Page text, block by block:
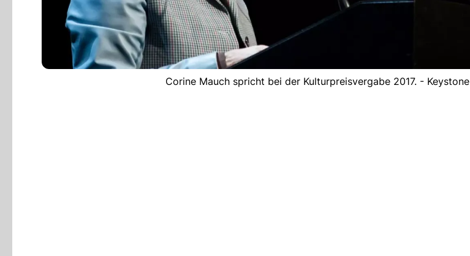
Corine Mauch spricht bei der Kulturpreisvergabe 2017. - Keystone